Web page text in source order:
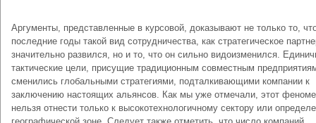
Аргументы, представленные в курсовой, доказывают не только то,
последние годы такой вид сотрудничества, как стратегическое
значительно развился, но и то, что он сильно видоизменился.
тактические цели, присущие традиционным совместным
сменились глобальными стратегиями, подталкивающими компании к
заключению настоящих альянсов. Как мы уже отмечали, этот
нельзя отнести только к высокотехнологичному сектору или